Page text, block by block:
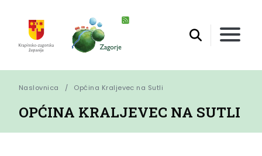
Naslovnica Općina Kraljevec na Sutli
OPĆINA KRALJEVEC NA SUTLI